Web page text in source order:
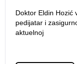
Doktor Eldin Hozić
pedijatar i
aktuelnoj